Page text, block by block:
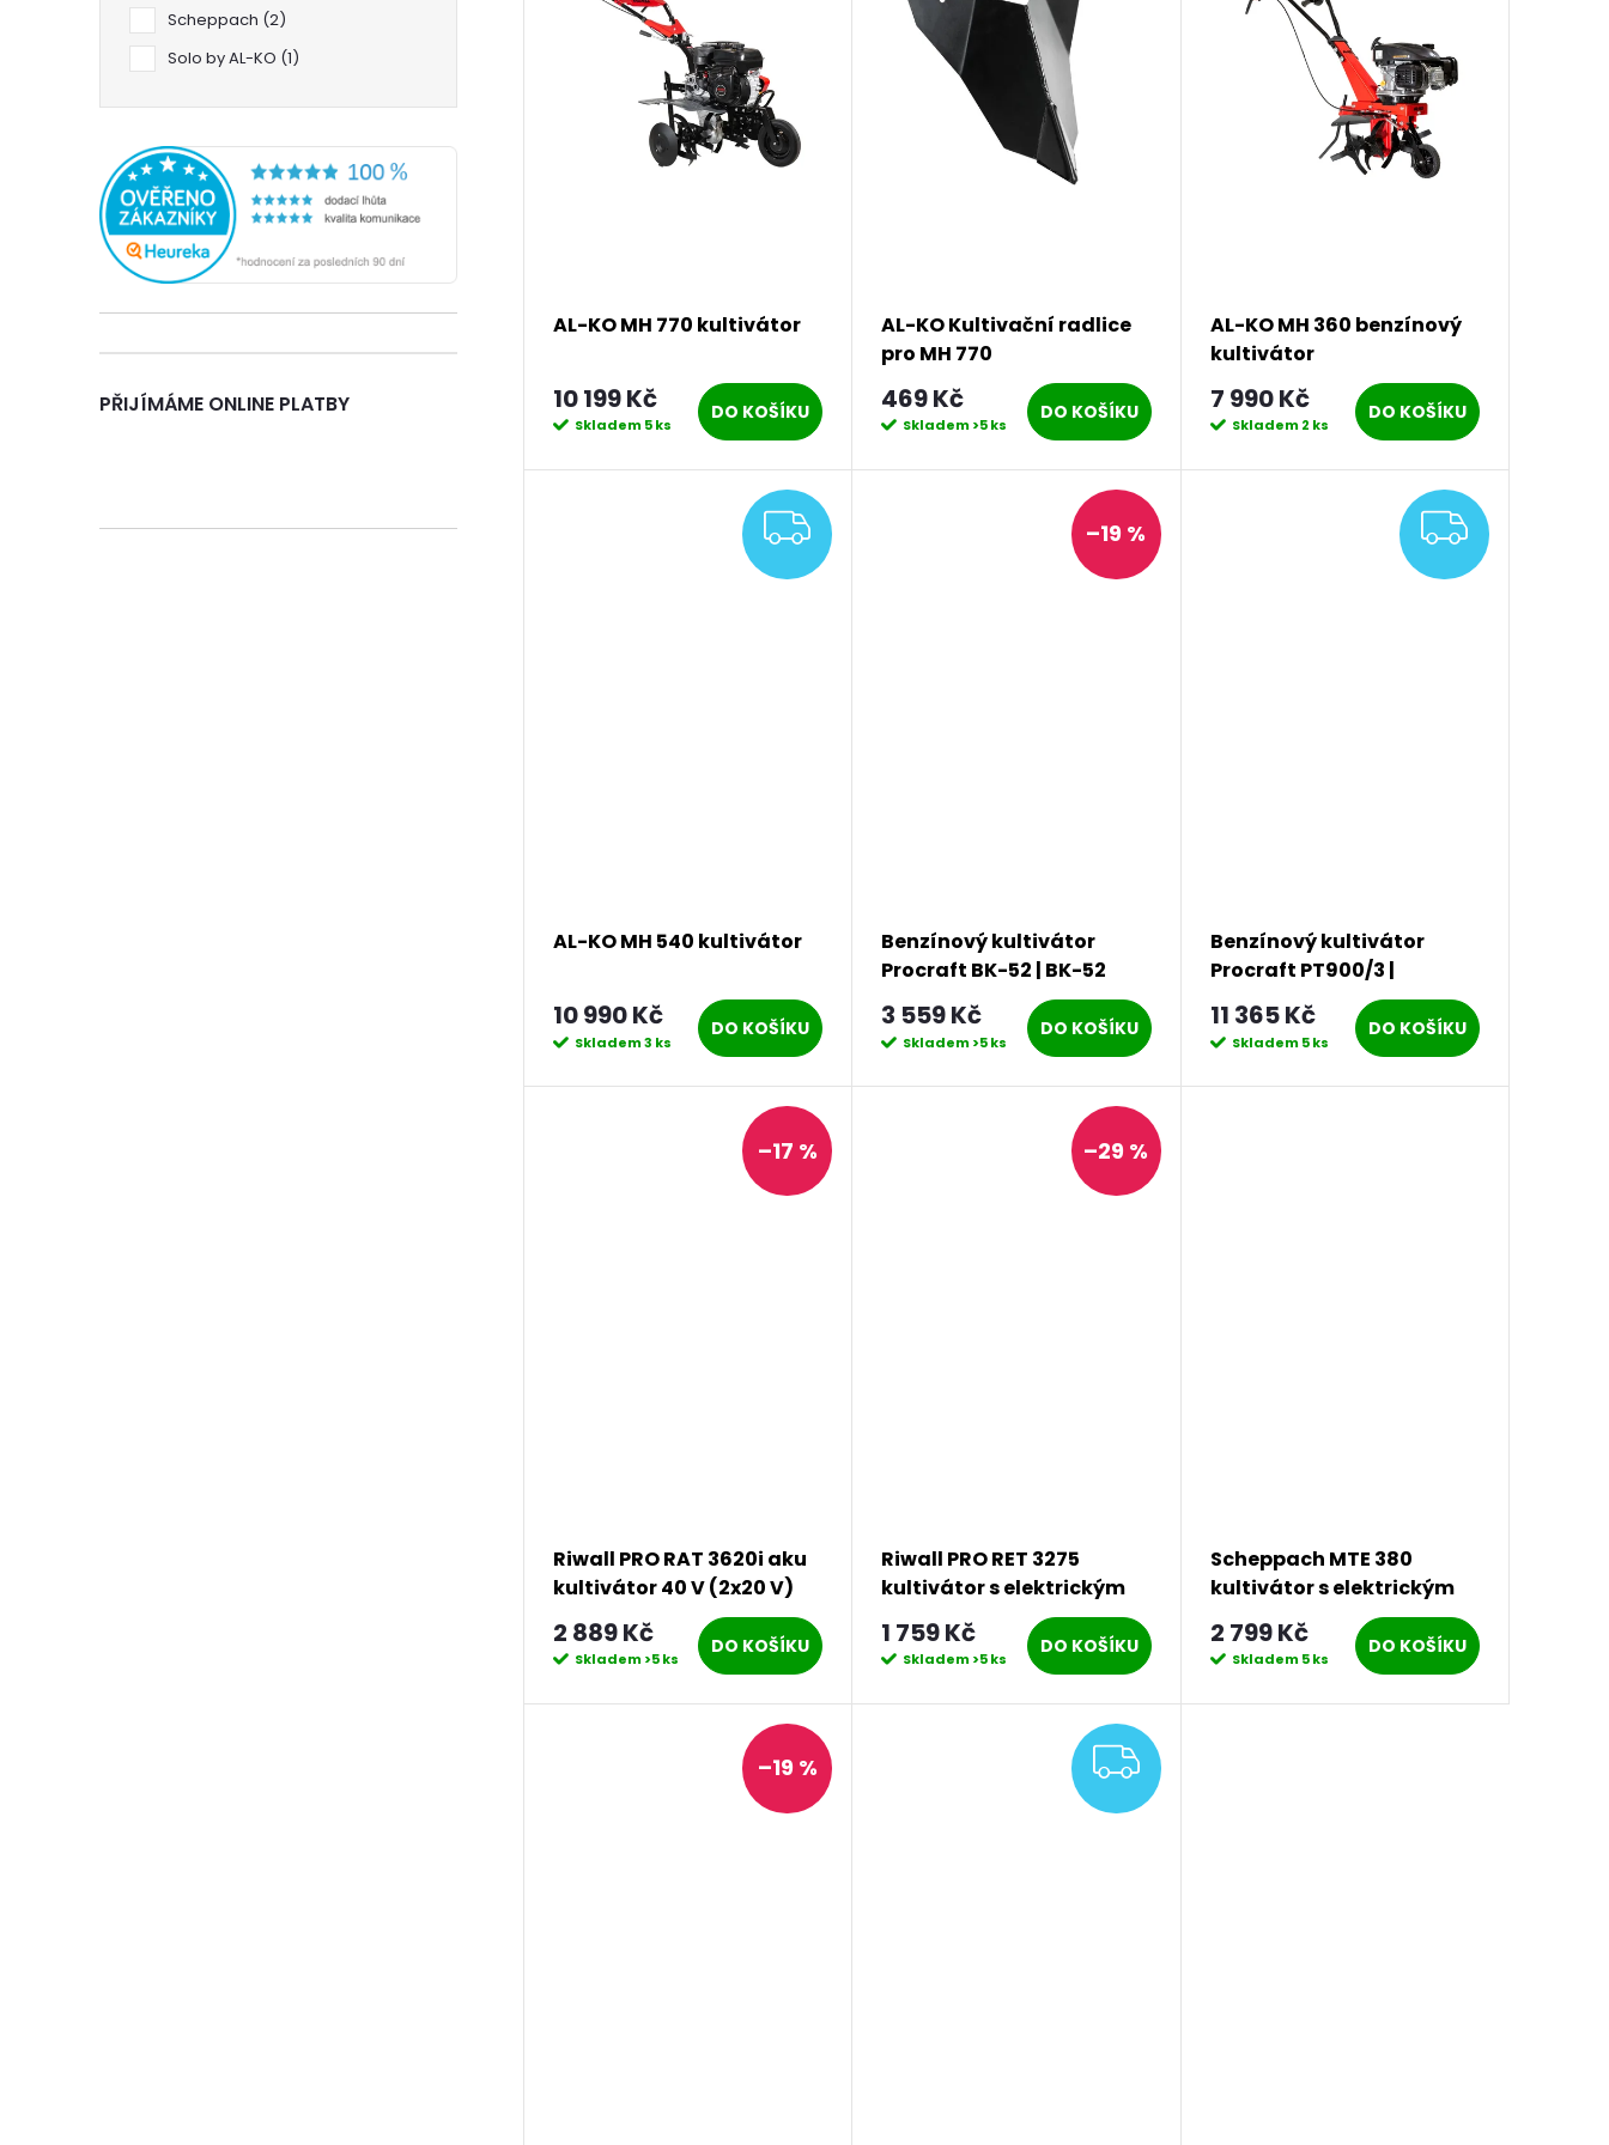
e
Scheppach 2
Solo by AL-KO 1
PŘIJÍMÁME ONLINE PLATBY
t
k
AL-KO MH 770 kultivátor
10 199 Kč
Skladem5 ks
DO KOŠÍKU
AL-KO Kultivační radlice
pro MH 770
469 Kč
Skladem>5 ks
DO KOŠÍKU
AL-KO MH 360 benzínový
kultivátor
7 990 Kč
Skladem2 ks
DO KOŠÍKU
ZDARMA
AL-KO MH 540 kultivátor
10 990 Kč
Skladem3 ks
DO KOŠÍKU
–19 %
Benzínový kultivátor
Procraft BK-52 | BK-52
3 559 Kč
Skladem>5 ks
DO KOŠÍKU
Benzínový kultivátor
Procraft PT900/3 |
PT900/3
11 365 Kč
Skladem5 ks
DO KOŠÍKU
–17 %
Riwall PRO RAT 3620i aku
kultivátor 40 V (2x20 V)
(bez baterie a nabíječky)
2 889 Kč
Skladem>5 ks
DO KOŠÍKU
–29 %
Riwall PRO RET 3275
kultivátor s elektrickým
motorem 750 W
1 759 Kč
Skladem>5 ks
DO KOŠÍKU
Scheppach MTE 380
kultivátor s elektrickým
motorem 1050 W
2 799 Kč
Skladem5 ks
DO KOŠÍKU
–19 % ZDARMA